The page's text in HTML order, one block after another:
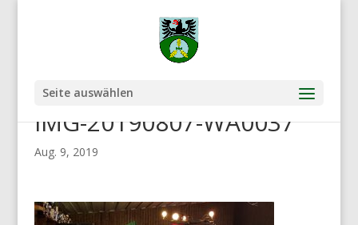
Seite auswählen
IMG-20190807-WA0037
Aug. 9, 2019